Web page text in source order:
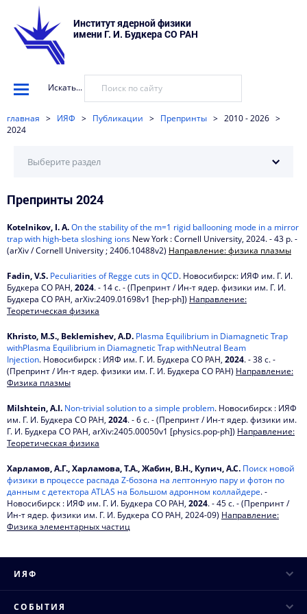
Институт ядерной физики
имени Г. И. Будкера СО РАН
Искать...
главная > ИЯФ > Публикации > Препринты > 2010 - 2026 >
2024
2026
2025
2024
2023
2022
2020
2019
2018
2017
2015
2014
2012
2011
Выберите раздел
Препринты 2024
Kotelnikov, I. A.On the stability of the m=1 rigid ballooning mode in a mirror
trap with high-beta sloshing ions New York : Cornell University, 2024. - 43 p. -
(arXiv / Cornell University ; 2406.10488v2) Направление: физика плазмы
Fadin, V.S. Peculiarities of Regge cuts in QCD. Новосибирск: ИЯФ им. Г. И.
Будкера СО РАН, 2024. - 14 с. - (Препринт / Ин-т ядер. физики им. Г. И.
Будкера СО РАН, arXiv:2409.01698v1 [hep-ph]) Направление:
Теоретическая физика
Khristo, M.S., Beklemishev, A.D. Plasma Equilibrium in Diamagnetic Trap
withPlasma Equilibrium in Diamagnetic Trap withNeutral Beam
Injection. Новосибирск : ИЯФ им. Г. И. Будкера СО РАН, 2024. - 38 с. -
(Препринт / Ин-т ядер. физики им. Г. И. Будкера СО РАН) Направление:
Физика плазмы
Milshtein, A.I. Non-trivial solution to a simple problem. Новосибирск : ИЯФ
им. Г. И. Будкера СО РАН, 2024. - 6 с. - (Препринт / Ин-т ядер. физики им.
Г. И. Будкера СО РАН, arXiv:2405.00050v1 [physics.pop-ph]) Направление:
Теоретическая физика
Харламов, А.Г., Харламова, Т.А., Жабин, В.Н., Купич, А.С. Поиск новой
физики в процессе распада Z-бозона на лептонную пару и фотон по
данным с детектора ATLAS на Большом адронном коллайдере. -
Новосибирск : ИЯФ им. Г. И. Будкера СО РАН, 2024. - 45 с. - (Препринт /
Ин-т ядер. физики им. Г. И. Будкера СО РАН, 2024-09) Направление:
Физика элементарных частиц
ИЯФ
СОБЫТИЯ